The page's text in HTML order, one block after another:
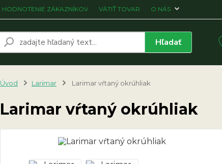
HODNOTENIE ZÁKAZNÍKOV VÁTIŤ TOVAR O NÁS
Hľadať
Úvod Larimar Larimar vŕtaný okrúhliak
Larimar vŕtaný okrúhliak